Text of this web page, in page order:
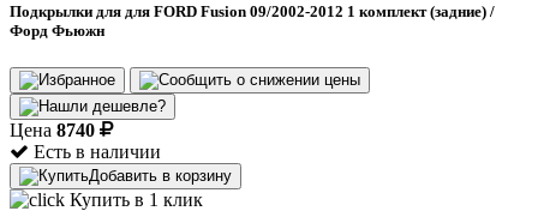
Подкрылки для для FORD Fusion 09/2002-2012 1 комплект (задние) /
Форд Фьюжн
Цена 8740
Есть в наличии
Добавить в корзину
Купить в 1 клик